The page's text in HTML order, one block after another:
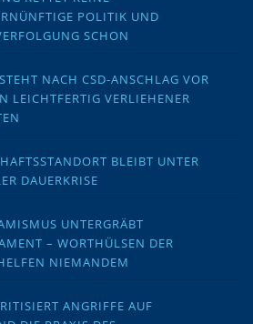
POLITIK UND
SCHON
NACH CSD-ANSCHLAG VOR
LEICHTFERTIG VERLIEHENER
BLEIBT UNTER
DAUERKRISE
UNTERGRÄBT
– WORTHÜLSEN DER
NIEMANDEM
ANGRIFFE AUF